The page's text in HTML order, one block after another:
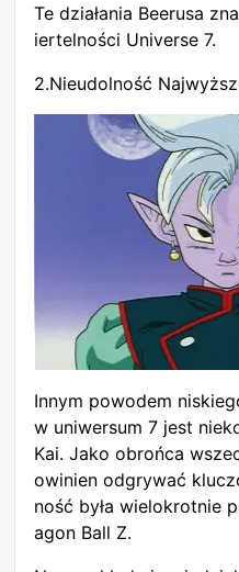
Te działania Beerusa
iertelności Universe 7.
2.Nieudolność
Innym powodem
w uniwersum 7 jest
Kai. Jako obrońca
owinien odgrywać
ność była wielokrotnie
agon Ball Z.